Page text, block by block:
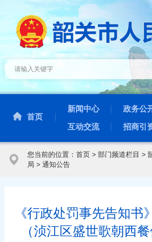
首页
新闻中心 政务公
互动交流 招商引
您当前的位置： 首页> 部门频道栏目 >
局 > 通知公告
《行政处罚事先告知书
（浈江区盛世歌朝西餐